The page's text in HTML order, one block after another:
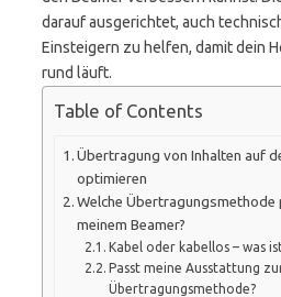
darauf ausgerichtet, auch
Einsteigern zu helfen, damit dein
rund läuft.
Table of Contents
Übertragung von Inhalten auf
optimieren
Welche Übertragungsmethode
meinem Beamer?
Kabel oder kabellos – was
Passt meine Ausstattung
Übertragungsmethode?